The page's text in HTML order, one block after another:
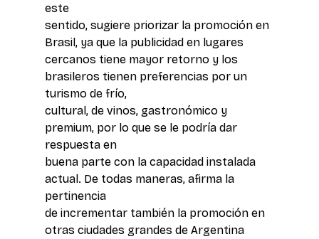
este
sentido, sugiere priorizar la promoción en
Brasil, ya que la publicidad en lugares
cercanos tiene mayor retorno y los
brasileros tienen preferencias por un
turismo de frío,
cultural, de vinos, gastronómico y
premium, por lo que se le podría dar
respuesta en
buena parte con la capacidad instalada
actual. De todas maneras, afirma la
pertinencia
de incrementar también la promoción en
otras ciudades grandes de Argentina